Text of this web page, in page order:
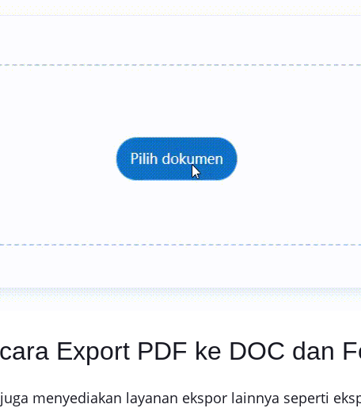
Export PDF ke DOC dan
menyediakan layanan ekspor lainnya seperti